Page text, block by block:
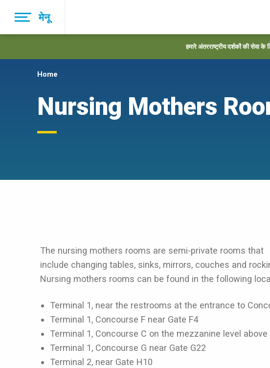
main
मेनू
हमारे अंतरराष्ट्रीय दर्शकों की सेवा
Home
Nursing Mothers
The nursing mothers rooms are semi-private rooms that
include changing tables, sinks, mirrors, couches and
Nursing mothers rooms can be found in the following
Terminal 1, near the restrooms at the entrance to
Terminal 1, Concourse F near Gate F4
Terminal 1, Concourse C on the mezzanine level above
Terminal 1, Concourse G near Gate G22
Terminal 2, near Gate H10